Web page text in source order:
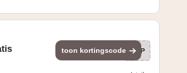
toon kortingscode EXP